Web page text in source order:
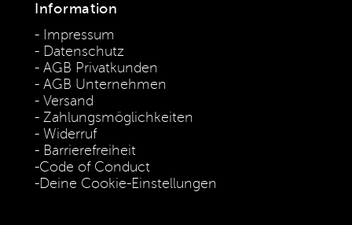
Information
Impressum
Datenschutz
AGB Privatkunden
AGB Unternehmen
Versand
Zahlungsmöglichkeiten
Widerruf
Barrierefreiheit
Code of Conduct
Deine Cookie-Einstellungen